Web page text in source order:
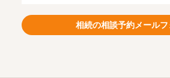
相続の相談予約メールフ